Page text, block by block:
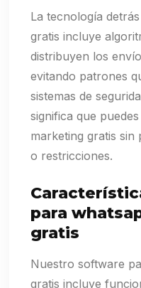
La tecnología
gratis incluye
distribuyen los
evitando patrones
sistemas de
significa que
marketing gratis
o restricciones.
para
gratis
Nuestro software
gratis incluye